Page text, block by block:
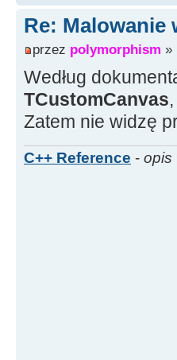
holder.
continue;
}
//
Re: Malowanie
przez polymorphism »
Według
TCustomCanvas
Zatem nie widzę
C++ Reference - opis